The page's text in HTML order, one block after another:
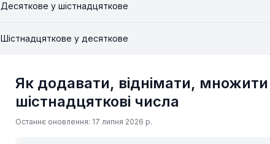
Десяткове у шістнадцяткове
Шістнадцяткове у десяткове
Як додавати, віднімати,
шістнадцяткові числа
Останнє оновлення: 17 липня 2026 р.